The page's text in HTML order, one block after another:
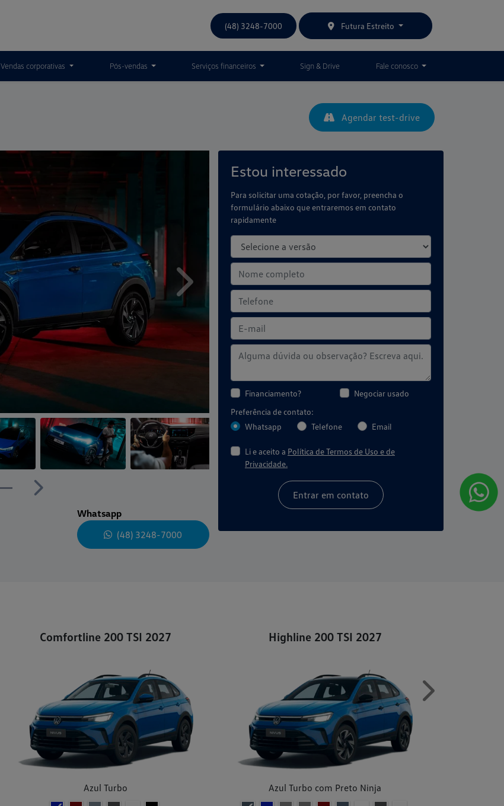
(48) 3248-7000 Futura Estreito
Vendas corporativas Pós-vendas Serviços financeiros Sign & Drive Fale conosco
Agendar test-drive
Estou interessado
Para solicitar uma cotação, por favor, preencha o
formulário abaixo que entraremos em contato
rapidamente
Financiamento?
Negociar usado
Preferência de contato:
Whatsapp
Telefone Email
Li e aceito a Política de Termos de Uso e de
Privacidade.
Entrar em contato
Próximo
Próximo
Whatsapp
(48) 3248-7000
Comfortline 200 TSI 2027
Azul Turbo
Highline 200 TSI 2027
Azul Turbo com Preto Ninja